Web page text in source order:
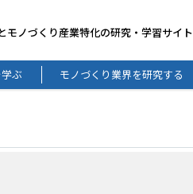
モノづくり産業特化の研究・学習サイト
ぶ モノづくり業界を研究する